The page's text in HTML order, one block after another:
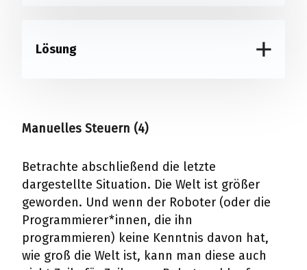
Lösung
Manuelles Steuern (4)
Betrachte abschließend die letzte
dargestellte Situation. Die Welt ist größer
geworden. Und wenn der Roboter (oder die
Programmierer*innen, die ihn
programmieren) keine Kenntnis davon hat,
wie groß die Welt ist, kann man diese auch